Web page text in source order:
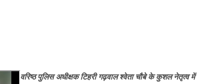
वरिष्ठ पुलिस अधीक्षक टिहरी गढ़वाल श्वेता चौबे के कुशल नेतृत्व में